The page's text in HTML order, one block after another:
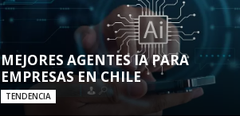
MEJORES AGENTES IA PARA
EMPRESAS EN CHILE
TENDENCIA